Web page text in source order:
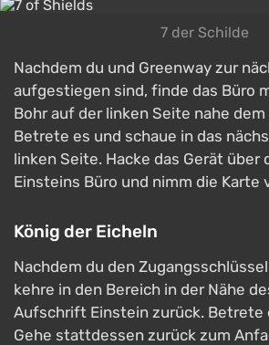
7 der Schilde
Nachdem du und Greenway zur
aufgestiegen sind, finde das Büro
Bohr auf der linken Seite nahe dem
Betrete es und schaue in das
linken Seite. Hacke das Gerät über
Einsteins Büro und nimm die Karte
König der Eicheln
Nachdem du den
kehre in den Bereich in der Nähe
Aufschrift Einstein zurück. Betrete
Gehe stattdessen zurück zum